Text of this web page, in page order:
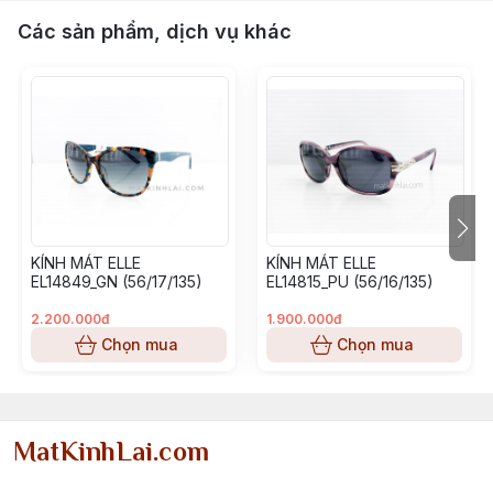
Các sản phẩm, dịch vụ khác
KÍNH MÁT ELLE
EL14849_GN (56/17/135)
2.200.000đ
Chọn mua
KÍNH MÁT ELLE
EL14815_PU (56/16/135)
1.900.000đ
Chọn mua
MatKinhLai.com